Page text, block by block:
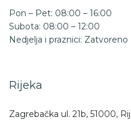
Pon – Pet: 08:00 – 16:00
Subota: 08:00 – 12:00
Nedjelja i praznici: Zatvoreno
Rijeka
Zagrebačka ul. 21b, 51000,